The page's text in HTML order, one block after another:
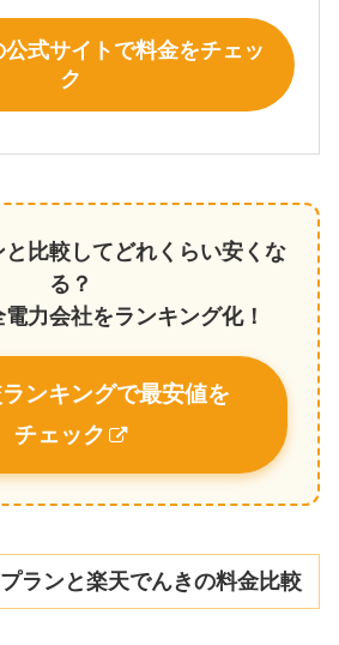
式サイトで料金をチェッ
ク
比較してどれくらい安くな
る？
力会社をランキング化！
ンキングで最安値を
チェック
ランと楽天でんきの料金比較